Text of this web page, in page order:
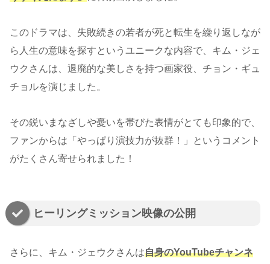
このドラマは、失敗続きの若者が死と転生を繰り返しなが
ら人生の意味を探すというユニークな内容で、キム・ジェ
ウクさんは、退廃的な美しさを持つ画家役、チョン・ギュ
チョルを演じました。
その鋭いまなざしや憂いを帯びた表情がとても印象的で、
ファンからは「やっぱり演技力が抜群！」というコメント
がたくさん寄せられました！
ヒーリングミッション映像の公開
さらに、キム・ジェウクさんは自身のYouTubeチャンネ